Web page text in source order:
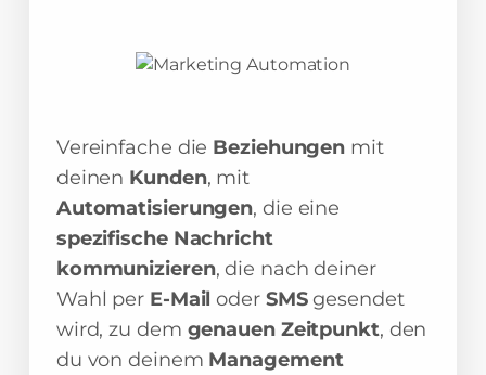
Vereinfache die Beziehungen mit
deinen Kunden, mit
Automatisierungen, die eine
spezifische Nachricht
kommunizieren, die nach deiner
Wahl per E-Mail oder SMS gesendet
wird, zu dem genauen Zeitpunkt, den
du von deinem Management